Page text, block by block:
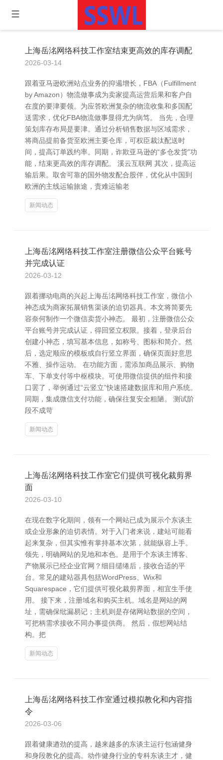
上海岳洺网络科技工作室结束更高效的库存调配
2026-03-14
跟着亚马逊欧洲站点业务的抑遏增长，FBA（Fulfillment
by Amazon）物流做事成为卖家提高运营后果和客户自
在度的要津要领。为应答欧洲复杂的物流收集和多国配
送需求，优化FBA物流做事显得尤为病笃。 当先，合理
策划库存布局是要津。通过分析销售数据与区域需求，
将商品提前备货至欧洲主要仓库，可权臣裁汰配送时
间，提高订单践约率。同期，诈欺亚马逊的“多仓发货”功
能，结束更高效的库存调配。 溪云互联网 其次，提高运
输后果。取舍可靠的国外物发配合股伴，优化从中国到
欧洲的主线运输旅途，责难运输老
新闻动态
上海岳洺网络科技工作室注册微信公众平台账号
并完成认证
2026-03-12
跟着挪动电商的兴起上海岳洺网络科技工作室，微信小
神态成为商家拓展销售渠谈的迫切器具。本文将简要先
容奈何制作一个微信卖货小神态。 最初，注册微信公众
平台账号并完成认证，得回竖立权限。接着，登录后台
创建小神态，填写基本信息，如称号、图标和简介。然
后，选定顺应的模板或自行竖立界面，确保页面好意思
不雅、操作运动。 在功能方面，需添加商品展示、购物
车、下单支付等中枢模块。可使用微信提供的组件和接
口罢了，举例通过“云竖立”快速搭建数据库和用户系统。
同期，集成微信支付功能，确保往复安全粗陋。 测试阶
段不成苛
新闻动态
上海岳洺网络科技工作室它们提供可视化裁剪界
面
2026-03-10
在现在数字化期间，领有一个网站已成为展示个东谈主
或企业形象的迫切表情。对于入门者来说，建站可能看
起来复杂，但其实惟有掌持基本次第，就能纵容上手。
领先，明确网站的见地和本色。是用于个东谈主博客、
产物展示已经企业官网？细目缱绻后，接收合适的平
台。常见的建站器具包括WordPress、Wix和
Squarespace，它们提供可视化裁剪界面，相宜生手使
用。 接下来，注册域名和购买主机。域名是网站的网
址，需确保纰漏易记；主机则是存储网站数据的空间，
可把柄需求接收不同办事提供商。 然后，假想网站结
构。把
新闻动态
上海岳洺网络科技工作室通过模拟教化和内容指
令
2026-03-06
跟着健康遒劲的提高，越来越多的东谈主运行包涵健身
和身段教化的提高。动作健身行业的专科东谈主才，健